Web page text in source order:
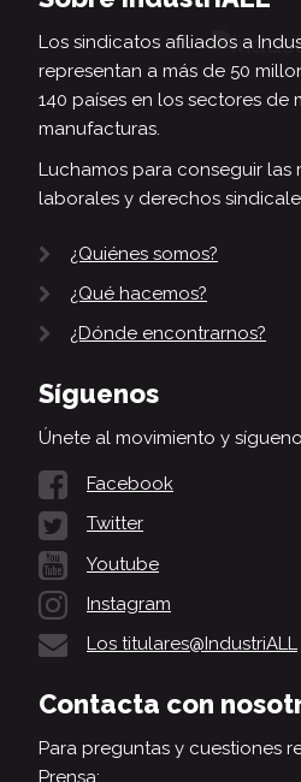
Los sindicatos afiliados a
representan a más de 50
140 países en los sectores de
manufacturas.
Luchamos para conseguir las
laborales y derechos
¿Quiénes somos?
¿Qué hacemos?
¿Dónde encontrarnos?
Síguenos
Únete al movimiento y
Facebook
Twitter
Youtube
Instagram
Los titulares@IndustriALL
Contacta con
Para preguntas y cuestiones
Prensa: